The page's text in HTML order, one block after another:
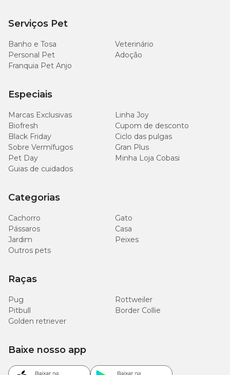
Serviços Pet
Banho e Tosa
Veterinário
Personal Pet
Adoção
Franquia Pet Anjo
Especiais
Marcas Exclusivas
Linha Joy
Biofresh
Cupom de desconto
Black Friday
Ciclo das pulgas
Sobre Vermífugos
Gran Plus
Pet Day
Minha Loja Cobasi
Guias de cuidados
Categorias
Cachorro
Gato
Pássaros
Casa
Jardim
Peixes
Outros pets
Raças
Pug
Rottweiler
Pitbull
Border Collie
Golden retriever
Baixe nosso app